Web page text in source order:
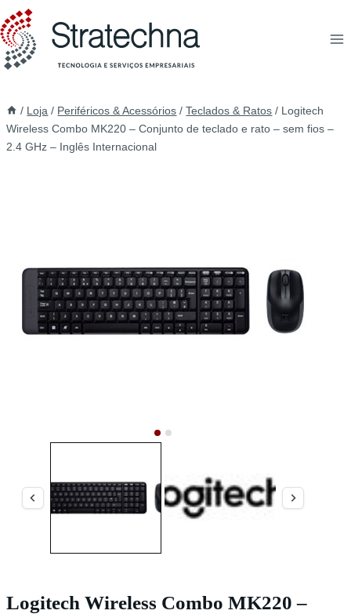
/ Loja / Periféricos & Acessórios / Teclados & Ratos / Logitech
Wireless Combo MK220 – Conjunto de teclado e rato – sem fios –
2.4 GHz – Inglês Internacional
Logitech Wireless Combo MK220 –